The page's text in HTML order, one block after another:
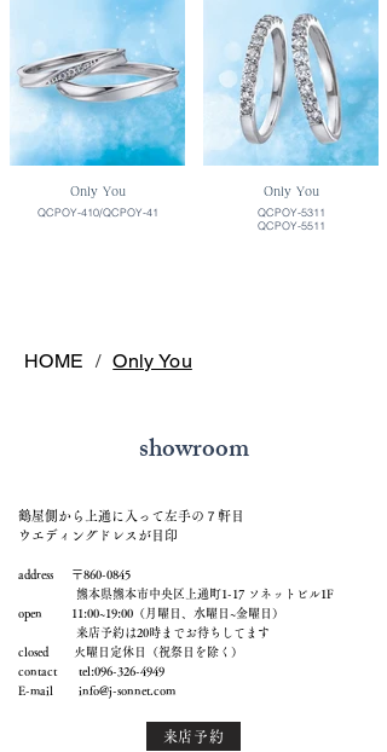
Only You
QCPOY-410/QCPOY-41
Only You
QCPOY-5311
QCPOY-5511
HOME / Only You
showroom
鶴屋側から上通に入って左手の７軒目
ウエディングドレスが目印
address 〒860-0845
熊本県熊本市中央区上通町1-17 ソネットビル1F
open 11:00~19:00（月曜日、水曜日~金曜日）
来店予約は20時までお待ちしてます
closed 火曜日定休日（祝祭日を除く）
contact tel:096-326-4949
E-mail info@j-sonnet.com
来店予約